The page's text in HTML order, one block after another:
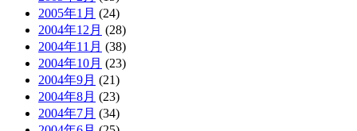
2005年1月 (24)
2004年12月 (28)
2004年11月 (38)
2004年10月 (23)
2004年9月 (21)
2004年8月 (23)
2004年7月 (34)